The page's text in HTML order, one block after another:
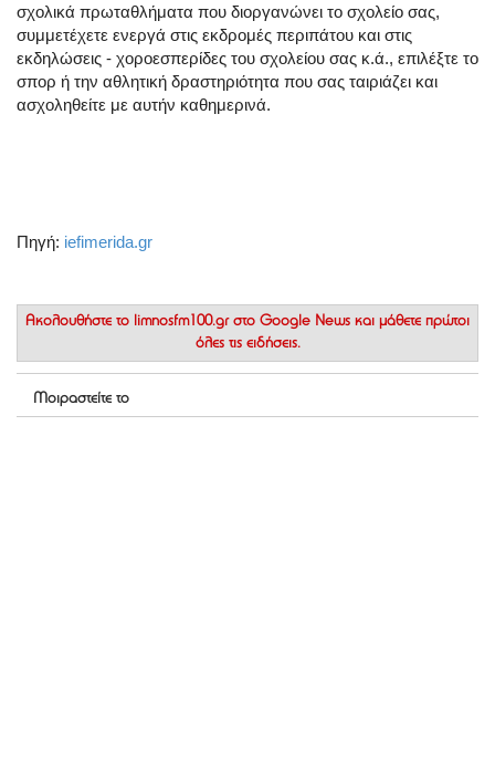
σχολικά πρωταθλήματα που διοργανώνει το σχολείο σας,
συμμετέχετε ενεργά στις εκδρομές περιπάτου και στις
εκδηλώσεις - χοροεσπερίδες του σχολείου σας κ.ά., επιλέξτε το
σπορ ή την αθλητική δραστηριότητα που σας ταιριάζει και
ασχοληθείτε με αυτήν καθημερινά.
Πηγή: iefimerida.gr
Ακολουθήστε το limnosfm100.gr στο Google News και μάθετε πρώτοι
όλες τις ειδήσεις.
Μοιραστείτε το